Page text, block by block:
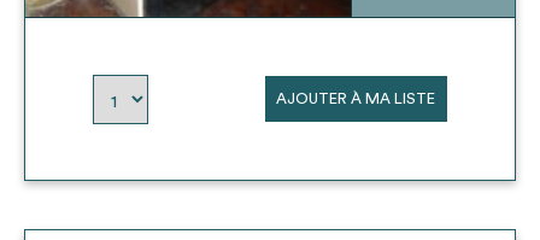
AJOUTER À MA LISTE